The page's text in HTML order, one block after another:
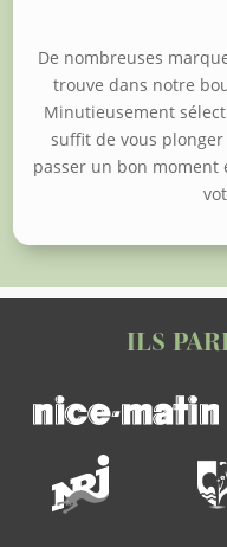
De nombreuses
trouve dans notre
Minutieusement
suffit de vous
passer un bon
ILS